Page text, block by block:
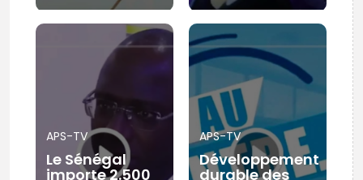
APS-TV
Le Sénégal
importe 2.500
APS-TV
Développement
durable des